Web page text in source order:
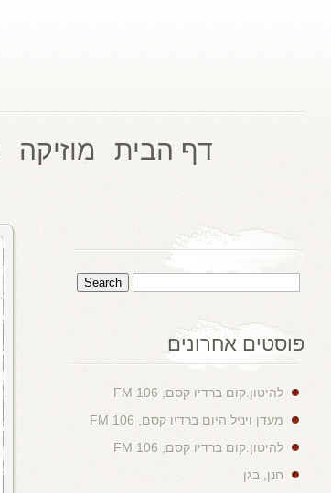
דף הבית מוזיקה
פוסטים אחרונים
להיטון.קום ברדיו קסם, 106 FM
מעדן ויניל היום ברדיו קסם, 106 FM
להיטון.קום ברדיו קסם, 106 FM
חנן, בגן